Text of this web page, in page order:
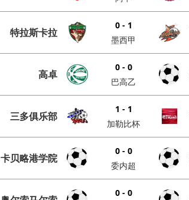
特拉斯卡拉
0 - 1
墨西甲
高卓
0 - 0
巴高乙
三多俱乐部
1 - 1
加勒比杯
卡贝略港学院
0 - 0
委内超
0 - 0